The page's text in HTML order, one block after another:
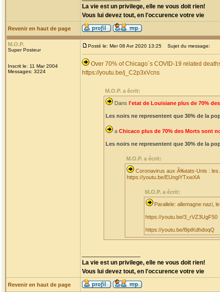
La vie est un privilege, elle ne vous doit rien!
Vous lui devez tout, en l'occurence votre vie
Revenir en haut de page
M.O.P.
Super Posteur
Inscrit le: 11 Mar 2004
Messages: 3224
Posté le: Mer 08 Avr 2020 13:25 Sujet du message:
Over 70% of Chicago`s COVID-19 related
https://youtu.be/j_C2p3xVcns
M.O.P. a écrit:
Dans l'etat de Louisiane plus de 70%
Les noirs ne representent que 30% de la
a Chicaco plus de 70% des Morts sont
Les noirs ne representent que 30% de la
M.O.P. a écrit:
Coronavirus aux Ã‰tats-Unis :
https://youtu.be/EUngiYTxwXA
M.O.P. a écrit:
Parallele: allemagne nazi,
https://youtu.be/3_rVZ3UgF50
https://youtu.be/l9ptKdhdoqQ
La vie est un privilege, elle ne vous doit rien!
Vous lui devez tout, en l'occurence votre vie
Revenir en haut de page